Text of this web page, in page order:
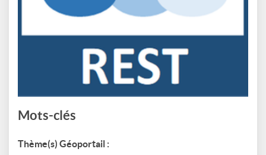
Mots-clés
Thème(s) Géoportail :